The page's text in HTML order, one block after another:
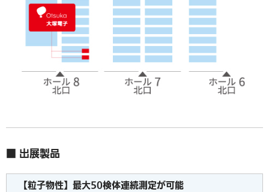
■ 出展製品
【粒子物性】最大50検体連続測定が可能